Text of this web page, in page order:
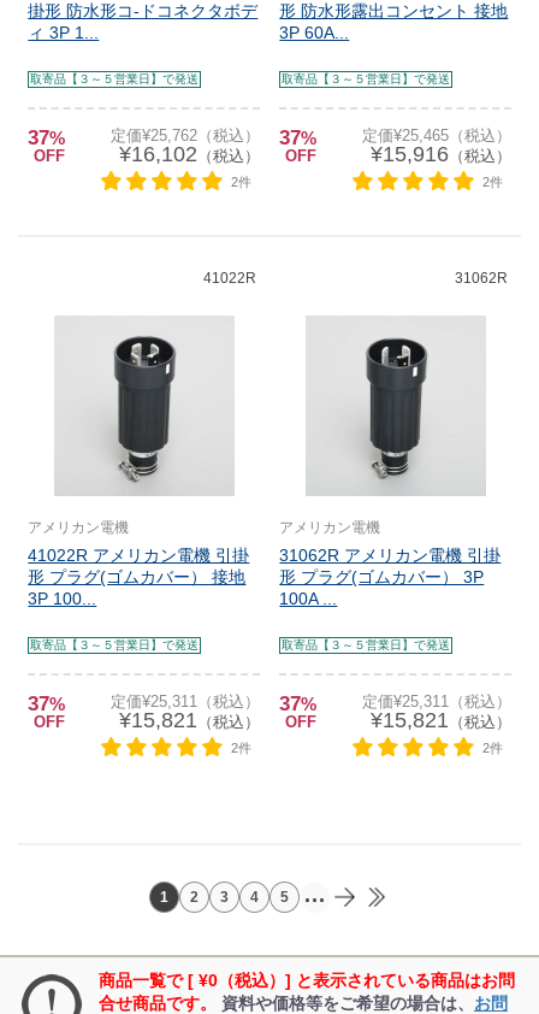
掛形 防水形コ-ドコネクタボデ
ィ 3P 1...
取寄品【３～５営業日】で発送
37%
OFF
定価¥25,762（税込）
¥16,102 （税込）
2件
形 防水形露出コンセント 接地
3P 60A...
取寄品【３～５営業日】で発送
37%
OFF
定価¥25,465（税込）
¥15,916（税込）
2件
41022R
アメリカン電機
41022R アメリカン電機 引掛
形 プラグ(ゴムカバー） 接地
3P 100...
取寄品【３～５営業日】で発送
37%
OFF
定価¥25,311（税込）
¥15,821 （税込）
2件
31062R
アメリカン電機
31062R アメリカン電機 引掛
形 プラグ(ゴムカバー） 3P
100A ...
取寄品【３～５営業日】で発送
37%
OFF
定価¥25,311（税込）
¥15,821 （税込）
2件
1 2 3 4 5 ...
商品一覧で [ ¥0（税込）] と表示されている商品はお問
合せ商品です。
資料や価格等をご希望の場合は、 お問